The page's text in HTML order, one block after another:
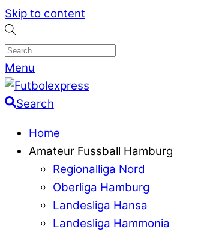
Skip to content
Menu
Search
Home
Amateur Fussball Hamburg
Regionalliga Nord
Oberliga Hamburg
Landesliga Hansa
Landesliga Hammonia